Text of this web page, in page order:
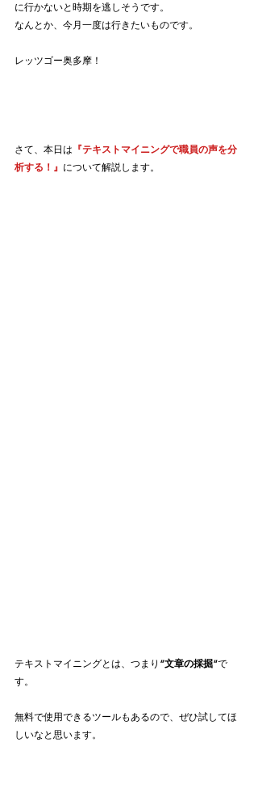
に行かないと時期を逃しそうです。
なんとか、今月一度は行きたいものです。
レッツゴー奥多摩！
さて、本日は 『テキストマイニングで職員の声を分
析する！』 について解説します。
テキストマイニングとは、つまり ”文章の採掘”で
す。
無料で使用できるツールもあるので、ぜひ試してほ
しいなと思います。